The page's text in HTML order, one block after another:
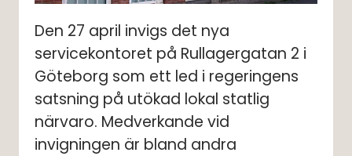
Den 27 april invigs det nya
servicekontoret på Rullagergatan 2 i
Göteborg som ett led i regeringens
satsning på utökad lokal statlig
närvaro. Medverkande vid
invigningen är bland andra